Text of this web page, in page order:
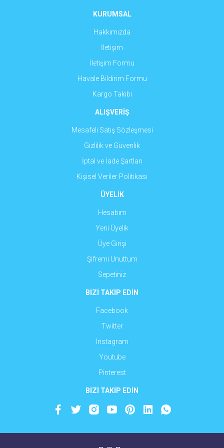
Ürün fiyatı diğer sitelerden daha pahalı.
Gönder
KURUMSAL
Hakkımızda
İletişim
İletişim Formu
Havale Bildirim Formu
Kargo Takibi
ALIŞVERİŞ
Mesafeli Satış Sözleşmesi
Gizlilik ve Güvenlik
İptal ve İade Şartları
Kişisel Veriler Politikası
ÜYELİK
Hesabım
Yeni Üyelik
Üye Girişi
Şifremi Unuttum
Sepetiniz
BİZİ TAKİP EDİN
Facebook
Twitter
Instagram
Youtube
Pinterest
BİZİ TAKİP EDİN